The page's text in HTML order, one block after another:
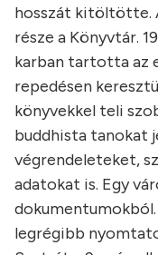
hosszát kitöltötte.
része a Könyvtár.
karban tartotta az
repedésen
könyvekkel teli
buddhista tanokat
végrendeleteket,
adatokat is. Egy
legrégibb